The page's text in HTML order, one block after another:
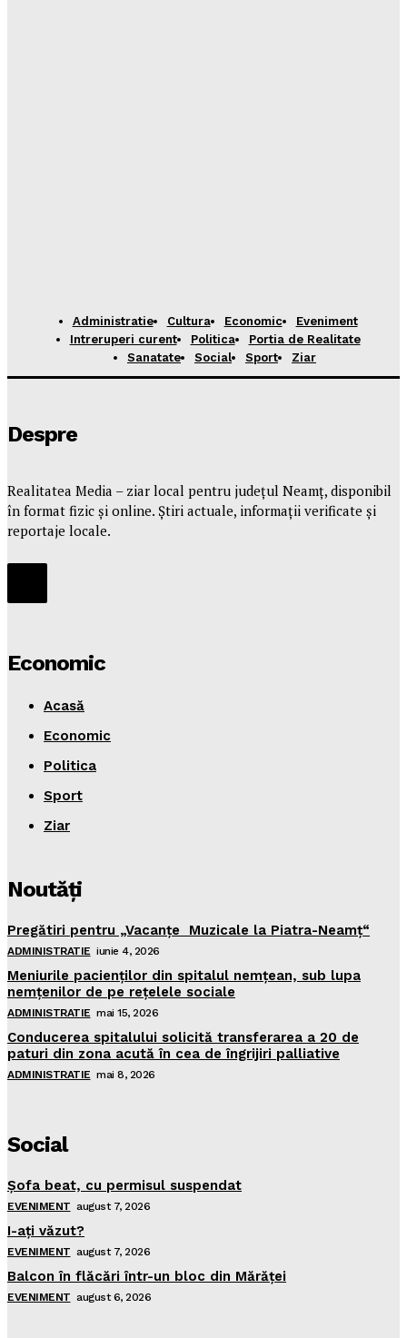
Administratie Cultura Economic
Eveniment
Intreruperi curent
Politica
Portia de Realitate
Sanatate
Social Sport Ziar
Despre
Realitatea Media – ziar local pentru județul Neamț, disponibil
în format fizic și online. Știri actuale, informații verificate și
reportaje locale.
Economic
Acasă
Economic
Politica
Sport
Ziar
Noutăţi
Pregătiri pentru „Vacanţe Muzicale la Piatra-Neamţ“
ADMINISTRATIE iunie 4, 2026
Meniurile pacienţilor din spitalul nemţean, sub lupa
nemţenilor de pe reţelele sociale
ADMINISTRATIE mai 15, 2026
Conducerea spitalului solicită transferarea a 20 de
paturi din zona acută în cea de îngrijiri palliative
ADMINISTRATIE mai 8, 2026
Social
Şofa beat, cu permisul suspendat
EVENIMENT august 7, 2026
I-aţi văzut?
EVENIMENT august 7, 2026
Balcon în flăcări într-un bloc din Mărăţei
EVENIMENT august 6, 2026